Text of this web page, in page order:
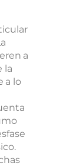
a
la
a lo